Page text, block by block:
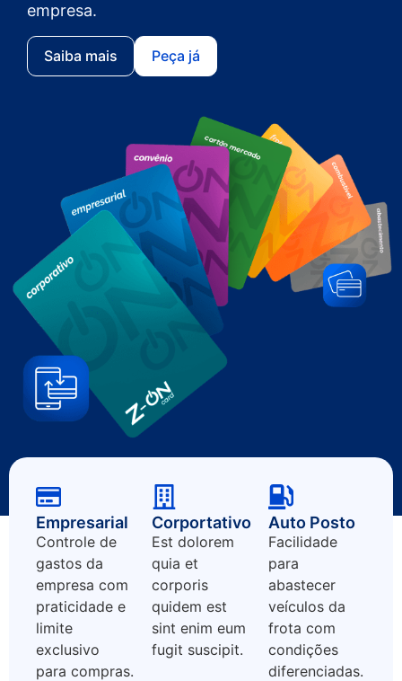
empresa.
Saiba mais Peça já
Empresarial
Controle de
gastos da
empresa com
praticidade e
limite
exclusivo
para compras.
Corportativo
Est dolorem
quia et
corporis
quidem est
sint enim eum
fugit suscipit.
Auto Posto
Facilidade
para
abastecer
veículos da
frota com
condições
diferenciadas.